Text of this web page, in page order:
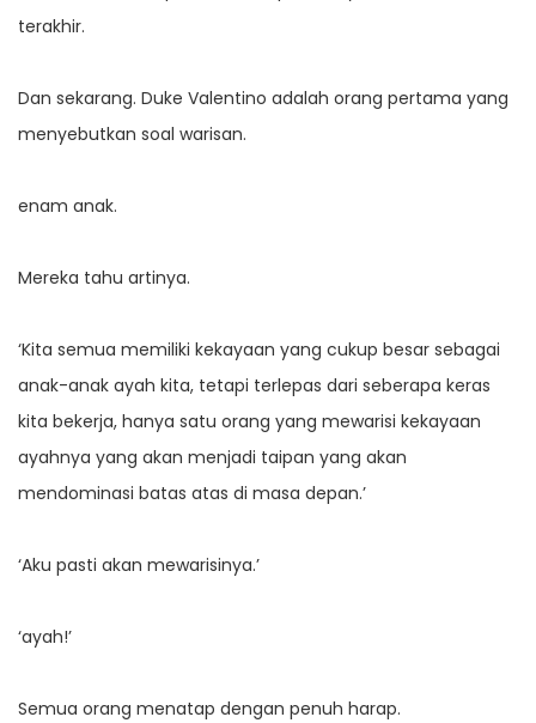
terakhir.
Dan sekarang. Duke Valentino adalah orang pertama yang
menyebutkan soal warisan.
enam anak.
Mereka tahu artinya.
‘Kita semua memiliki kekayaan yang cukup besar sebagai
anak-anak ayah kita, tetapi terlepas dari seberapa keras
kita bekerja, hanya satu orang yang mewarisi kekayaan
ayahnya yang akan menjadi taipan yang akan
mendominasi batas atas di masa depan.’
‘Aku pasti akan mewarisinya.’
‘ayah!’
Semua orang menatap dengan penuh harap.